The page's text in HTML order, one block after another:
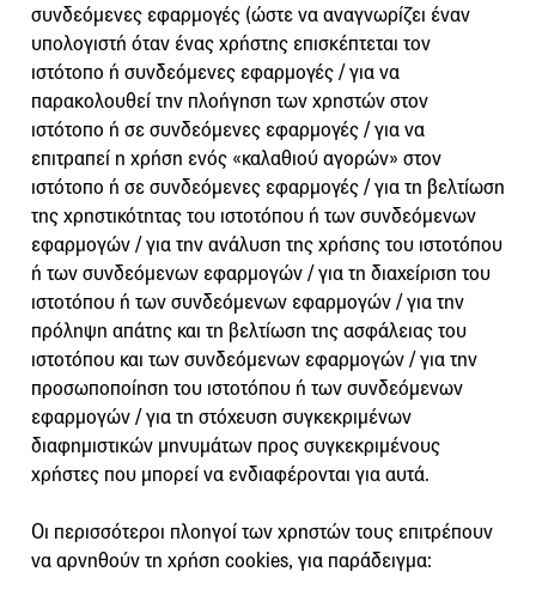
συνδεόμενες εφαρμογές (ώστε να αναγνωρίζει έναν
υπολογιστή όταν ένας χρήστης επισκέπτεται τον
ιστότοπο ή συνδεόμενες εφαρμογές / για να
παρακολουθεί την πλοήγηση των χρηστών στον
ιστότοπο ή σε συνδεόμενες εφαρμογές / για να
επιτραπεί η χρήση ενός «καλαθιού αγορών» στον
ιστότοπο ή σε συνδεόμενες εφαρμογές / για τη βελτίωση
της χρηστικότητας του ιστοτόπου ή των συνδεόμενων
εφαρμογών / για την ανάλυση της χρήσης του ιστοτόπου
ή των συνδεόμενων εφαρμογών / για τη διαχείριση του
ιστοτόπου ή των συνδεόμενων εφαρμογών / για την
πρόληψη απάτης και τη βελτίωση της ασφάλειας του
ιστοτόπου και των συνδεόμενων εφαρμογών / για την
προσωποποίηση του ιστοτόπου ή των συνδεόμενων
εφαρμογών / για τη στόχευση συγκεκριμένων
διαφημιστικών μηνυμάτων προς συγκεκριμένους
χρήστες που μπορεί να ενδιαφέρονται για αυτά.
Οι περισσότεροι πλοηγοί των χρηστών τους επιτρέπουν
να αρνηθούν τη χρήση cookies, για παράδειγμα: